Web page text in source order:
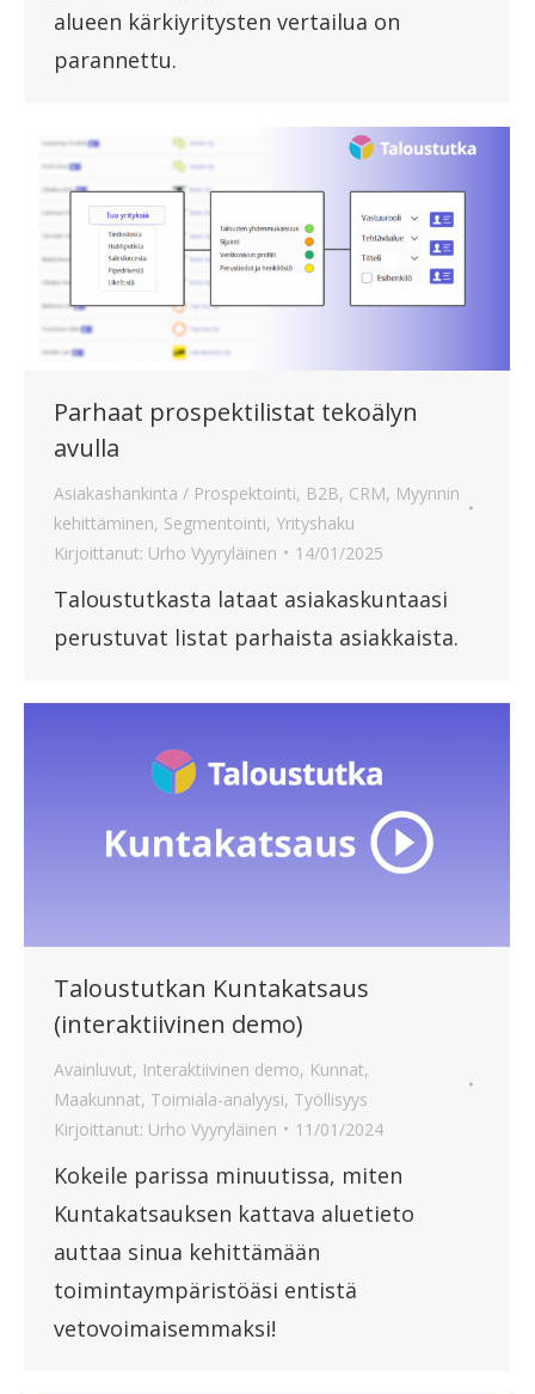
alueen kärkiyritysten vertailua on
parannettu.
Parhaat prospektilistat tekoälyn
avulla
Asiakashankinta / Prospektointi, B2B, CRM, Myynnin
kehittäminen, Segmentointi, Yrityshaku
Kirjoittanut: Urho Vyyryläinen 14/01/2025
Taloustutkasta lataat asiakaskuntaasi
perustuvat listat parhaista asiakkaista.
Taloustutkan Kuntakatsaus
(interaktiivinen demo)
Avainluvut, Interaktiivinen demo, Kunnat,
Maakunnat, Toimiala-analyysi, Työllisyys
Kirjoittanut: Urho Vyyryläinen 11/01/2024
Kokeile parissa minuutissa, miten
Kuntakatsauksen kattava aluetieto
auttaa sinua kehittämään
toimintaympäristöäsi entistä
vetovoimaisemmaksi!